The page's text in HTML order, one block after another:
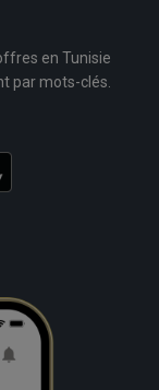
en Tunisie
par mots-clés.